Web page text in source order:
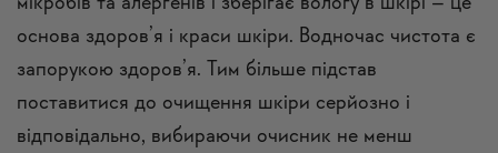
основа здоров’я і краси шкіри. Водночас чистота є
запорукою здоров’я. Тим більше підстав
поставитися до очищення шкіри серйозно і
відповідально, вибираючи очисник не менш